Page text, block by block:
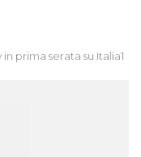
prima serata su Italia1